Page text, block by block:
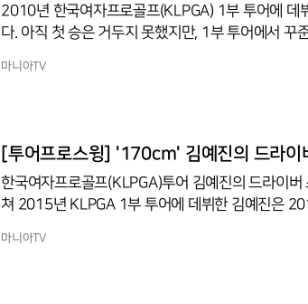
2010년 한국여자프로골프(KLPGA) 1부 투어에 데
다. 아직 첫 승은 거두지 못했지만, 1부 투어에서 꾸준한 활약을 펼친 베테랑이다. 미국여자프
도 했다. 지난 2018시즌에는 KLPGA투어 상금랭
보면 우승이 찾아온다는 말을 믿었는데, 지금은 기
라 생
마니아TV
[투어프로스윙] '170cm' 김예진의 드라이
한국여자프로골프(KLPGA)투어 김예진의 드라이버
쳐 2015년 KLPGA 1부 투어에 데뷔한 김예진은
시드를 잃었지만 시드전에서 7위에 오르며 2019년
마니아TV